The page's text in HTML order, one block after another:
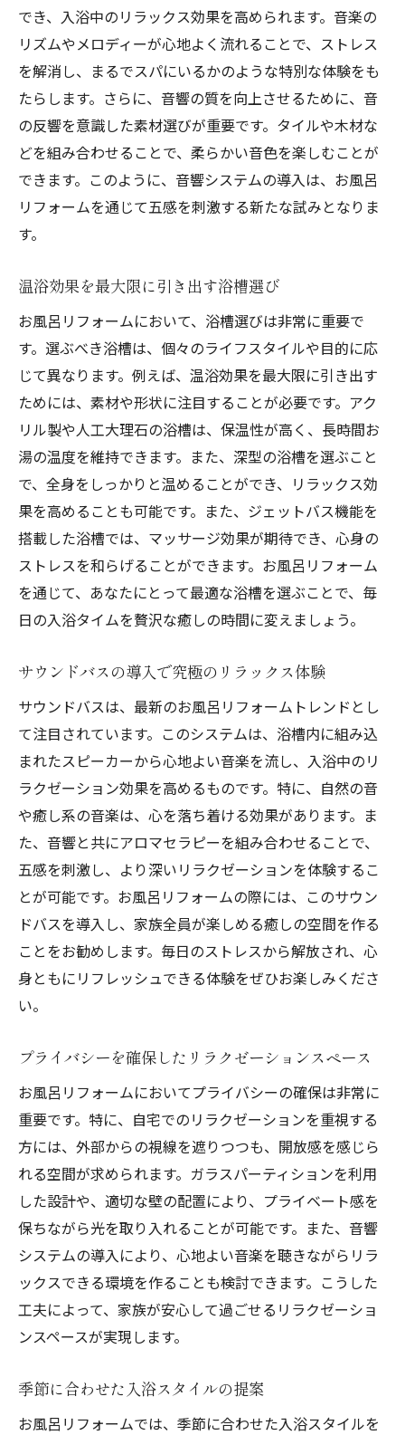
でき、入浴中のリラックス効果を高められます。音楽の
リズムやメロディーが心地よく流れることで、ストレス
を解消し、まるでスパにいるかのような特別な体験をも
たらします。さらに、音響の質を向上させるために、音
の反響を意識した素材選びが重要です。タイルや木材な
どを組み合わせることで、柔らかい音色を楽しむことが
できます。このように、音響システムの導入は、お風呂
リフォームを通じて五感を刺激する新たな試みとなりま
す。
温浴効果を最大限に引き出す浴槽選び
お風呂リフォームにおいて、浴槽選びは非常に重要で
す。選ぶべき浴槽は、個々のライフスタイルや目的に応
じて異なります。例えば、温浴効果を最大限に引き出す
ためには、素材や形状に注目することが必要です。アク
リル製や人工大理石の浴槽は、保温性が高く、長時間お
湯の温度を維持できます。また、深型の浴槽を選ぶこと
で、全身をしっかりと温めることができ、リラックス効
果を高めることも可能です。また、ジェットバス機能を
搭載した浴槽では、マッサージ効果が期待でき、心身の
ストレスを和らげることができます。お風呂リフォーム
を通じて、あなたにとって最適な浴槽を選ぶことで、毎
日の入浴タイムを贅沢な癒しの時間に変えましょう。
サウンドバスの導入で究極のリラックス体験
サウンドバスは、最新のお風呂リフォームトレンドとし
て注目されています。このシステムは、浴槽内に組み込
まれたスピーカーから心地よい音楽を流し、入浴中のリ
ラクゼーション効果を高めるものです。特に、自然の音
や癒し系の音楽は、心を落ち着ける効果があります。ま
た、音響と共にアロマセラピーを組み合わせることで、
五感を刺激し、より深いリラクゼーションを体験するこ
とが可能です。お風呂リフォームの際には、このサウン
ドバスを導入し、家族全員が楽しめる癒しの空間を作る
ことをお勧めします。毎日のストレスから解放され、心
身ともにリフレッシュできる体験をぜひお楽しみくださ
い。
プライバシーを確保したリラクゼーションスペース
お風呂リフォームにおいてプライバシーの確保は非常に
重要です。特に、自宅でのリラクゼーションを重視する
方には、外部からの視線を遮りつつも、開放感を感じら
れる空間が求められます。ガラスパーティションを利用
した設計や、適切な壁の配置により、プライベート感を
保ちながら光を取り入れることが可能です。また、音響
システムの導入により、心地よい音楽を聴きながらリラ
ックスできる環境を作ることも検討できます。こうした
工夫によって、家族が安心して過ごせるリラクゼーショ
ンスペースが実現します。
季節に合わせた入浴スタイルの提案
お風呂リフォームでは、季節に合わせた入浴スタイルを